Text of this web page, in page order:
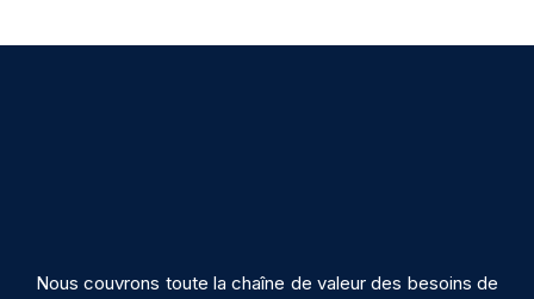
Nous couvrons toute la chaîne de valeur des besoins de